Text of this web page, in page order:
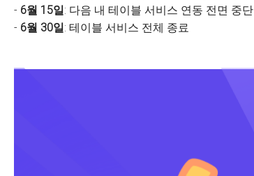
- 6월 15일: 다음 내 테이블 서비스 연동 전면 중단
- 6월 30일: 테이블 서비스 전체 종료